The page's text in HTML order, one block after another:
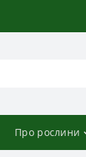
Про рослини